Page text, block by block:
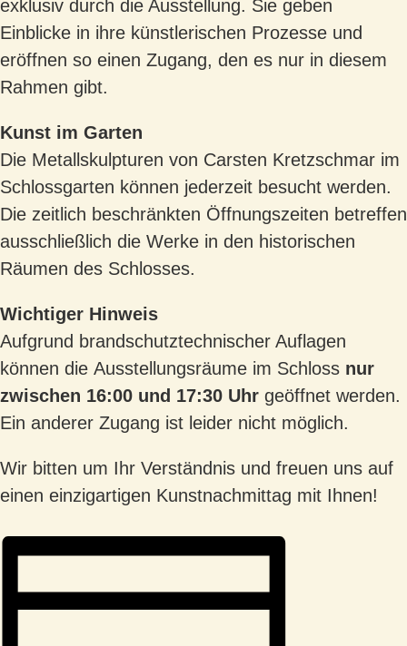
exklusiv durch die Ausstellung. Sie geben
Einblicke in ihre künstlerischen Prozesse und
eröffnen so einen Zugang, den es nur in diesem
Rahmen gibt.
Kunst im Garten
Die Metallskulpturen von Carsten Kretzschmar im
Schlossgarten können jederzeit besucht werden.
Die zeitlich beschränkten Öffnungszeiten betreffen
ausschließlich die Werke in den historischen
Räumen des Schlosses.
Wichtiger Hinweis
Aufgrund brandschutztechnischer Auflagen
können die Ausstellungsräume im Schloss nur
zwischen 16:00 und 17:30 Uhr geöffnet werden.
Ein anderer Zugang ist leider nicht möglich.
Wir bitten um Ihr Verständnis und freuen uns auf
einen einzigartigen Kunstnachmittag mit Ihnen!